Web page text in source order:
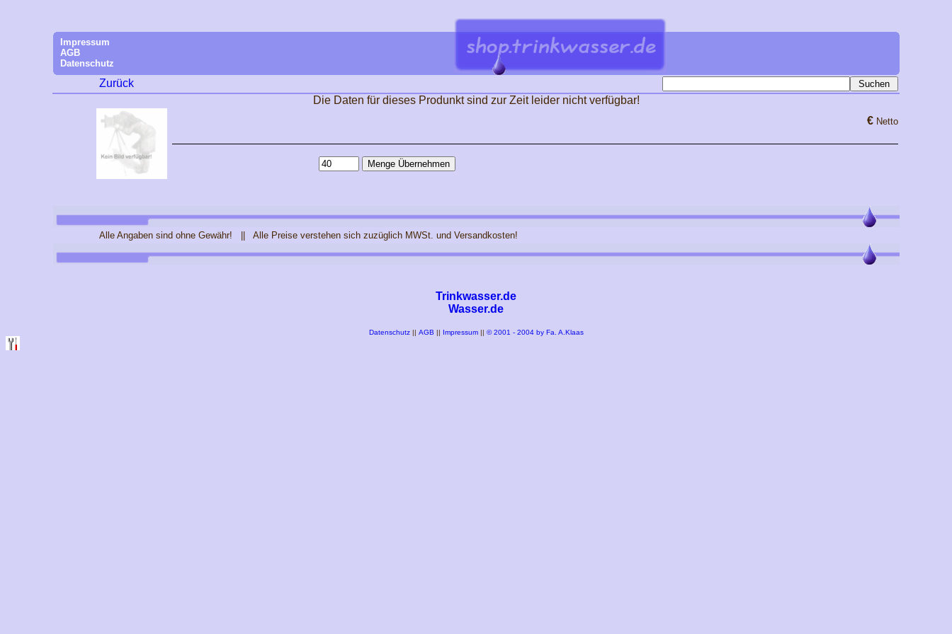
Impressum
AGB
Datenschutz
Zurück
Die Daten für dieses Produnkt sind zur Zeit leider nicht verfügbar!
€ Netto
Alle Angaben sind ohne Gewähr! || Alle Preise verstehen sich zuzüglich MWSt. und Versandkosten!
Trinkwasser.de
Wasser.de
Datenschutz|| AGB || Impressum|| © 2001 - 2004 by Fa. A.Klaas